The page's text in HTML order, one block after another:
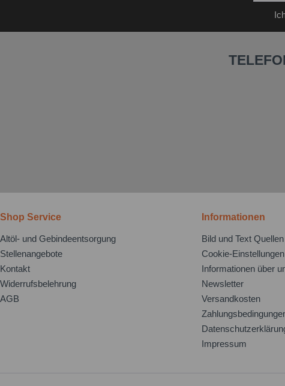
Shop Service
Altöl- und Gebindeentsorgung
Stellenangebote
Kontakt
Widerrufsbelehrung
AGB
Informationen
Bild und Text Quellen
Cookie-Einstellungen
Informationen über
Newsletter
Versandkosten
Impressum